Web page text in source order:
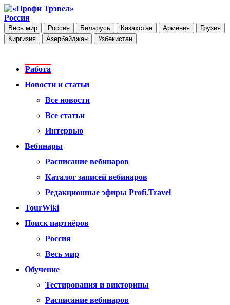
Россия
Весь мир Россия Беларусь Казахстан Армения
Грузия
Киргизия
Азербайджан Узбекистан
Работа
Новости и статьи
Все новости
Все статьи
Интервью
Вебинары
Расписание вебинаров
Каталог записей вебинаров
Редакционные эфиры Profi.Travel
TourWiki
Поиск партнёров
Россия
Весь мир
Обучение
Тестирования и викторины
Расписание вебинаров